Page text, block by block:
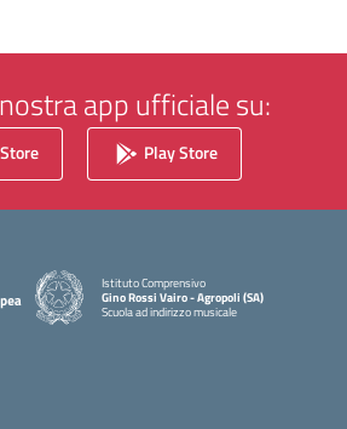
app ufficiale su:
Play Store
Istituto Comprensivo
Gino Rossi Vairo - Agropoli (SA)
Scuola ad indirizzo musicale